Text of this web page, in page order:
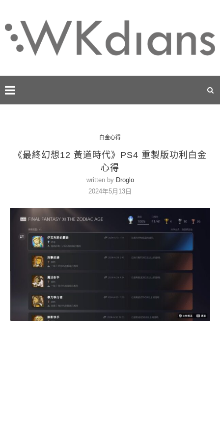
白金心得
《最終幻想12 黃道時代》PS4 重製版功利白金
心得
written by Droglo
2024年5月13日